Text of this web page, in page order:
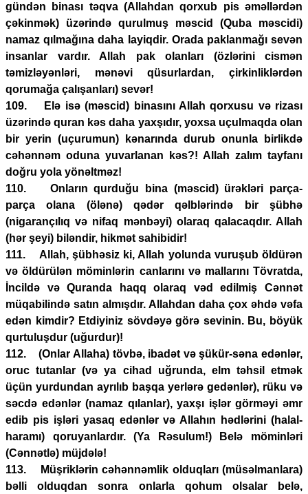
gündən binası təqva (Allahdan qorxub pis əməllərdən
çəkinmək) üzərində qurulmuş məscid (Quba məscidi)
namaz qılmağına daha layiqdir. Orada paklanmağı sevən
insanlar vardır. Allah pak olanları (özlərini cismən
təmizləyənləri, mənəvi qüsurlardan, çirkinliklərdən
qorumağa çalışanları) sevər!
109. Elə isə (məscid) binasını Allah qorxusu və rizası
üzərində quran kəs daha yaxşıdır, yoxsa uçulmaqda olan
bir yerin (uçurumun) kənarında durub onunla birlikdə
cəhənnəm oduna yuvarlanan kəs?! Allah zalım tayfanı
doğru yola yönəltməz!
110. Onların qurduğu bina (məscid) ürəkləri parça-
parça olana (ölənə) qədər qəlblərində bir şübhə
(nigarançılıq və nifaq mənbəyi) olaraq qalacaqdır. Allah
(hər şeyi) biləndir, hikmət sahibidir!
111. Allah, şübhəsiz ki, Allah yolunda vuruşub öldürən
və öldürülən möminlərin canlarını və mallarını Tövratda,
İncildə və Quranda haqq olaraq vəd edilmiş Cənnət
müqabilində satın almışdır. Allahdan daha çox əhdə vəfa
edən kimdir? Etdiyiniz sövdəyə görə sevinin. Bu, böyük
qurtuluşdur (uğurdur)!
112. (Onlar Allaha) tövbə, ibadət və şükür-səna edənlər,
oruc tutanlar (və ya cihad uğrunda, elm təhsil etmək
üçün yurdundan ayrılıb başqa yerlərə gedənlər), rüku və
səcdə edənlər (namaz qılanlar), yaxşı işlər görməyi əmr
edib pis işləri yasaq edənlər və Allahın hədlərini (halal-
haramı) qoruyanlardır. (Ya Rəsulum!) Belə möminləri
(Cənnətlə) müjdələ!
113. Müşriklərin cəhənnəmlik olduqları (müsəlmanlara)
bəlli olduqdan sonra onlarla qohum olsalar belə,